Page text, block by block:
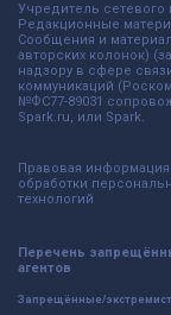
Учредитель сетевого
Редакционные
Сообщения и
авторских колонок)
надзору в сфере
коммуникаций
№ФС77-89031
Spark.ru, или Spark.
Правовая информация
обработки
технологий
Перечень
агентов
Запрещённые/